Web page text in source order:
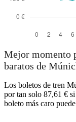
Mejor momento
baratos de
Los boletos de tren
por tan solo 87,61 €
boleto más caro